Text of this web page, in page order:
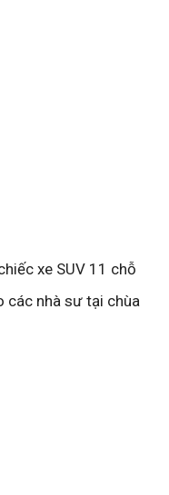
xe SUV 11 chỗ
các nhà sư tại chùa